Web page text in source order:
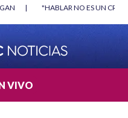
DE BETO CORAL |
VIVO